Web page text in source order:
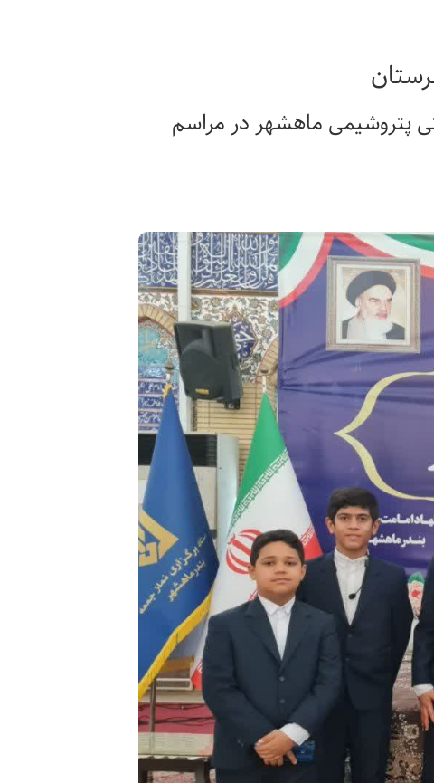
پتروشیمی ماهشهر در مراسم